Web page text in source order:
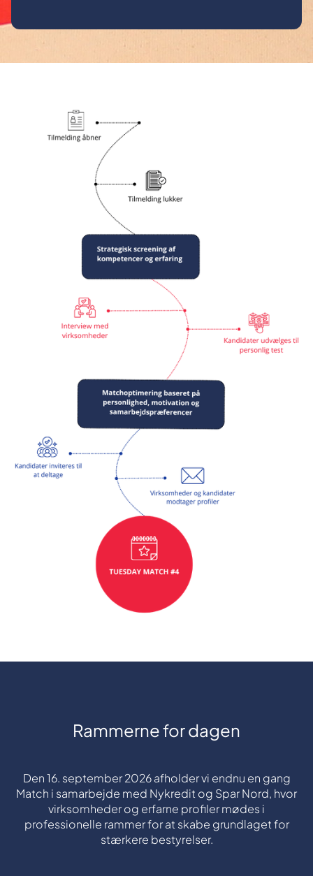
Rammerne for dagen
Den 16. september 2026 afholder vi endnu en gang
Match i samarbejde med Nykredit og Spar Nord, hvor
virksomheder og erfarne profiler mødes i
professionelle rammer for at skabe grundlaget for
stærkere bestyrelser.